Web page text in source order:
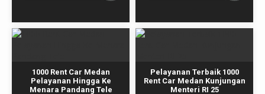
1000 Rent Car Medan
Pelayanan Hingga Ke
Menara Pandang Tele
Pelayanan Terbaik 1000
Rent Car Medan Kunjungan
Menteri RI 25